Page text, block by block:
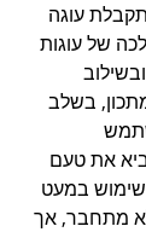
עוגה
של עוגות
בשלב
את טעם
שימוש במעט
מתחבר, אך